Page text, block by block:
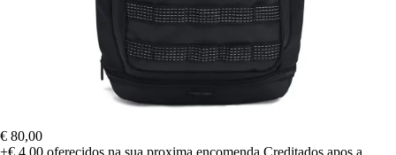
€ 80,00
+€ 4,00 oferecidos na sua proxima encomenda Creditados apos a